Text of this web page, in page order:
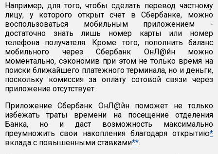
Например, для того, чтобы сделать перевод частному
лицу, у которого открыт счет в Сбербанке, можно
воспользоваться мобильным приложением -
достаточно знать лишь номер карты или номер
телефона получателя. Кроме того, пополнить баланс
мобильного через Сбербанк ОнЛ@йн можно
моментально, сэкономив при этом не только время на
поиски ближайшего платежного терминала, но и деньги,
поскольку комиссия за оплату сотовой связи через
приложение отсутствует.
Приложение Сбербанк ОнЛ@йн поможет не только
избежать траты времени на посещение отделения
Банка, но и даcт возможность максимально
преумножить свои накопления благодаря открытию*
вклада с повышенными ставками**.